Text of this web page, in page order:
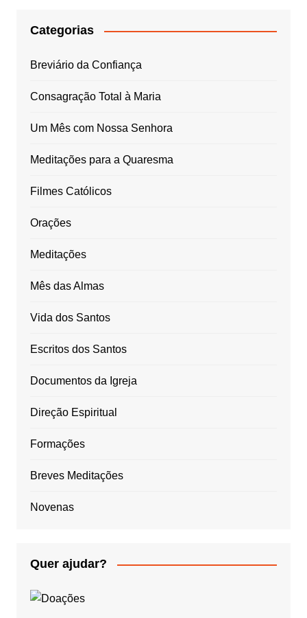
Categorias
Breviário da Confiança
Consagração Total à Maria
Um Mês com Nossa Senhora
Meditações para a Quaresma
Filmes Católicos
Orações
Meditações
Mês das Almas
Vida dos Santos
Escritos dos Santos
Documentos da Igreja
Direção Espiritual
Formações
Breves Meditações
Novenas
Quer ajudar?